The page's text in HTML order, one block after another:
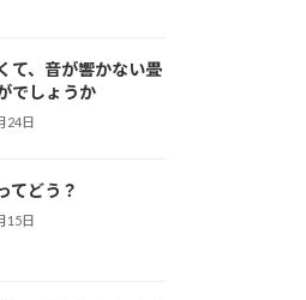
て、音が響かない畳
でしょうか
24日
てどう？
15日